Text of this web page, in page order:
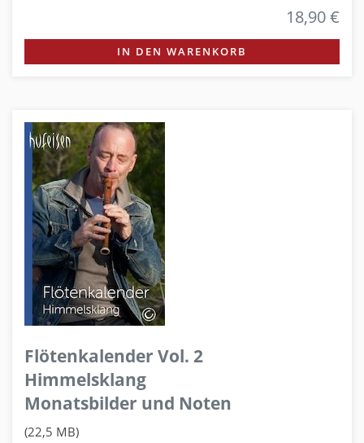
18,90 €
IN DEN WARENKORB
Flötenkalender Vol. 2
Himmelsklang
Monatsbilder und Noten
(22,5 MB)